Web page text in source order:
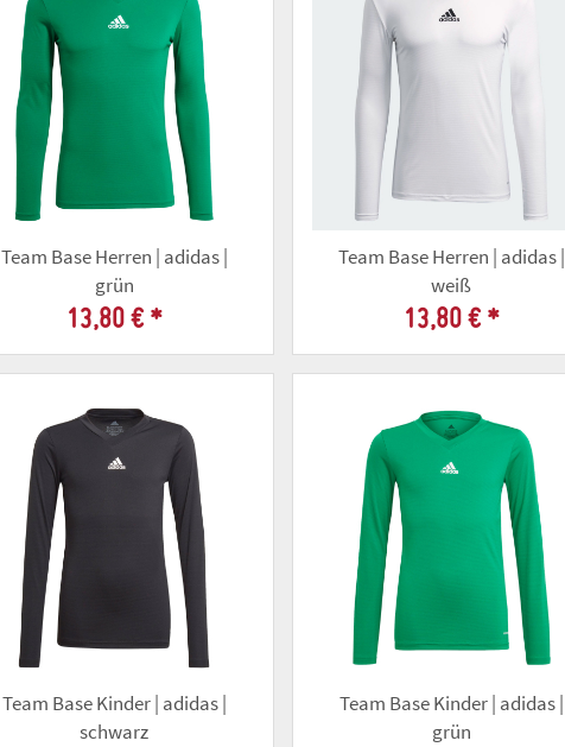
Team Base Herren | adidas |
grün
13,80 € *
Team Base Herren | adidas |
weiß
13,80 € *
Team Base Kinder | adidas |
schwarz
Team Base Kinder | adidas |
grün